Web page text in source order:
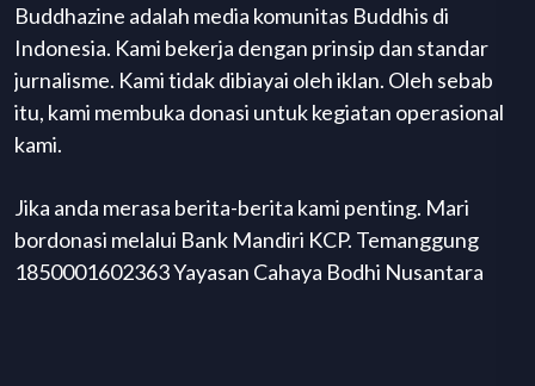
Buddhazine adalah media komunitas Buddhis di
Indonesia. Kami bekerja dengan prinsip dan standar
jurnalisme. Kami tidak dibiayai oleh iklan. Oleh sebab
itu, kami membuka donasi untuk kegiatan operasional
kami.
Jika anda merasa berita-berita kami penting. Mari
bordonasi melalui Bank Mandiri KCP. Temanggung
1850001602363 Yayasan Cahaya Bodhi Nusantara